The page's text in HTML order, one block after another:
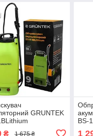
GRUNTEK
₴ 1 675 ₴
BS-
1